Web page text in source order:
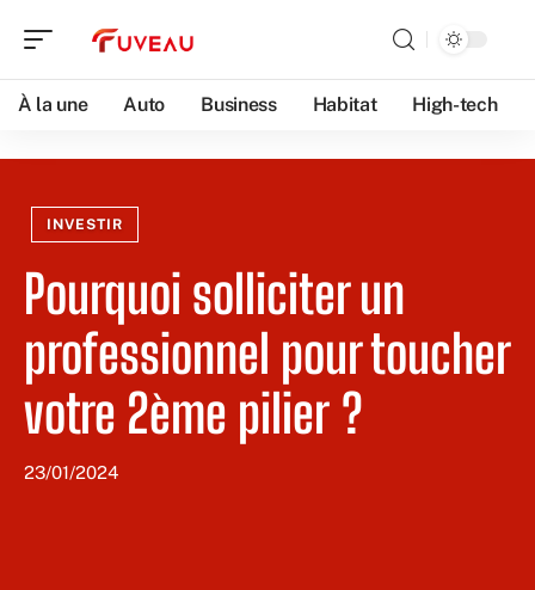
À la une Auto Business Habitat High-tech
INVESTIR
Pourquoi solliciter un
professionnel pour toucher
votre 2ème pilier ?
23/01/2024